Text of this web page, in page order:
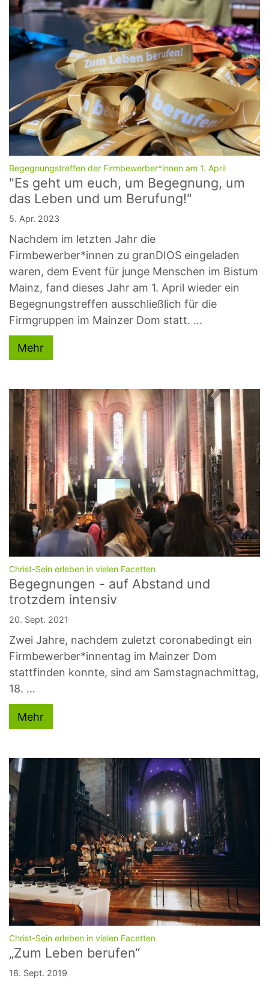
Begegnungstreffen der Firmbewerber*innen am 1. April:
"Es geht um euch, um Begegnung, um
das Leben und um Berufung!"
5. Apr. 2023
Nachdem im letzten Jahr die
Firmbewerber*innen zu granDIOS eingeladen
waren, dem Event für junge Menschen im Bistum
Mainz, fand dieses Jahr am 1. April wieder ein
Begegnungstreffen ausschließlich für die
Firmgruppen im Mainzer Dom statt. ...
Mehr
Christ-Sein erleben in vielen Facetten:
Begegnungen - auf Abstand und
trotzdem intensiv
20. Sept. 2021
Zwei Jahre, nachdem zuletzt coronabedingt ein
Firmbewerber*innentag im Mainzer Dom
stattfinden konnte, sind am Samstagnachmittag,
18. ...
Mehr
Christ-Sein erleben in vielen Facetten:
„Zum Leben berufen“
18. Sept. 2019